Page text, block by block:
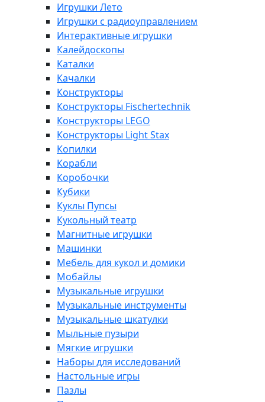
Игрушки Лето
Игрушки с радиоуправлением
Интерактивные игрушки
Калейдоскопы
Каталки
Качалки
Конструкторы
Конструкторы Fisсhertechnik
Конструкторы LEGO
Конструкторы Light Stax
Копилки
Корабли
Коробочки
Кубики
Куклы Пупсы
Кукольный театр
Магнитные игрушки
Машинки
Мебель для кукол и домики
Мобайлы
Музыкальные игрушки
Музыкальные инструменты
Музыкальные шкатулки
Мыльные пузыри
Мягкие игрушки
Наборы для исследований
Настольные игры
Пазлы